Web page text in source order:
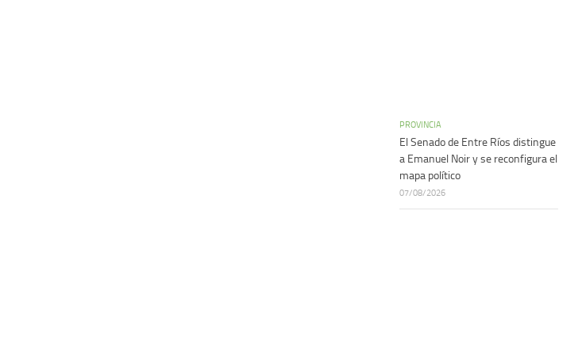
PROVINCIA
El Senado de Entre Ríos distingue
a Emanuel Noir y se reconfigura el
mapa político
07/08/2026